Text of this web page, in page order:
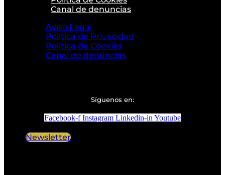
Canal de denuncias
Aviso Legal
Política de Privacidad
Política de Cookies
Canal de denuncias
Síguenos en:
Facebook-f Instagram Linkedin-in Youtube
Newsletter